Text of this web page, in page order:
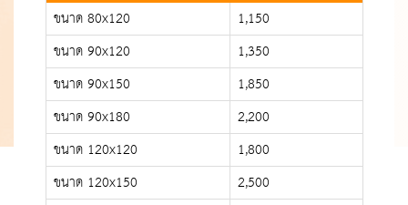
ขนาด 80x120
1,150
ขนาด 90x120
1,350
ขนาด 90x150
1,850
ขนาด 90x180
2,200
ขนาด 120x120
1,800
ขนาด 120x150
2,500